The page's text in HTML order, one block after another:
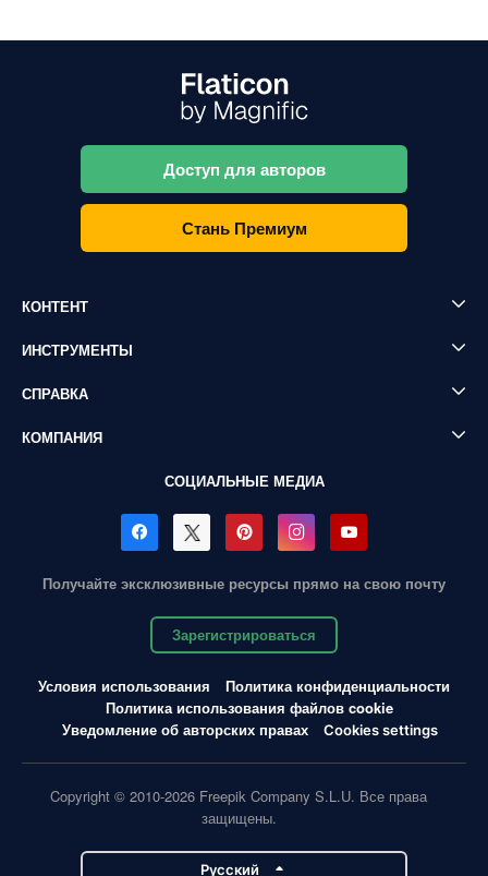
Доступ для авторов
Стань Премиум
КОНТЕНТ
ИНСТРУМЕНТЫ
СПРАВКА
КОМПАНИЯ
СОЦИАЛЬНЫЕ МЕДИА
Получайте эксклюзивные ресурсы прямо на свою почту
Зарегистрироваться
Условия использования
Политика конфиденциальности
Политика использования файлов cookie
Уведомление об авторских правах
Cookies settings
Copyright © 2010-2026 Freepik Company S.L.U. Все права
защищены.
Pусский